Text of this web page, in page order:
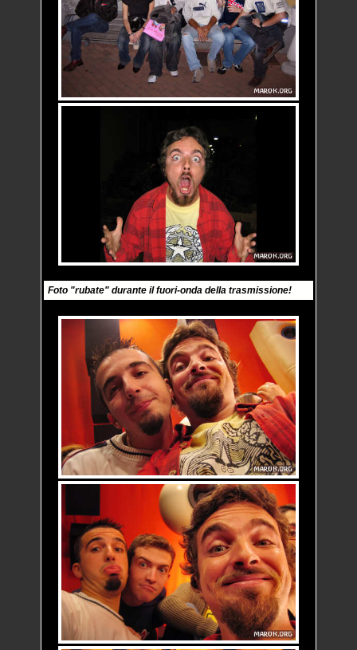
Foto "rubate" durante il fuori-onda della trasmissione!